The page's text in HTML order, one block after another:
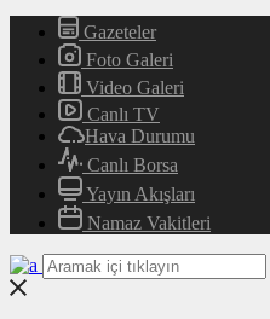
Gazeteler
Foto Galeri
Video Galeri
Canlı TV
Hava Durumu
Canlı Borsa
Yayın Akışları
Namaz Vakitleri